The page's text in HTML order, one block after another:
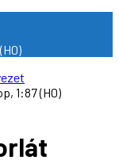
1:87 (H0)